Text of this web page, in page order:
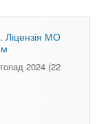
Ліцензія МО
2024 (22